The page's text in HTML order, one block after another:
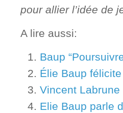
pour allier l’idée de
A lire aussi:
Baup
Élie Baup
Vincent
Elie Baup parle